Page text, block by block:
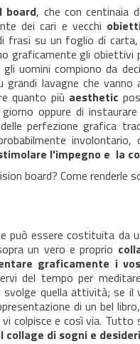
board, che con centinaia
dei cari e vecchi
frasi su un foglio di
graficamente gli
uomini compiono da
lavagne che vanno
quanto più aesthetic
oppure di instaurare
perfezione grafica
involontario,
l'impegno e la
board? Come renderle
può essere costituita da
un vero e proprio
graficamente i
del tempo per
quella attività; se
di un bel
colpisce e così via. Tutto
di sogni e desideri